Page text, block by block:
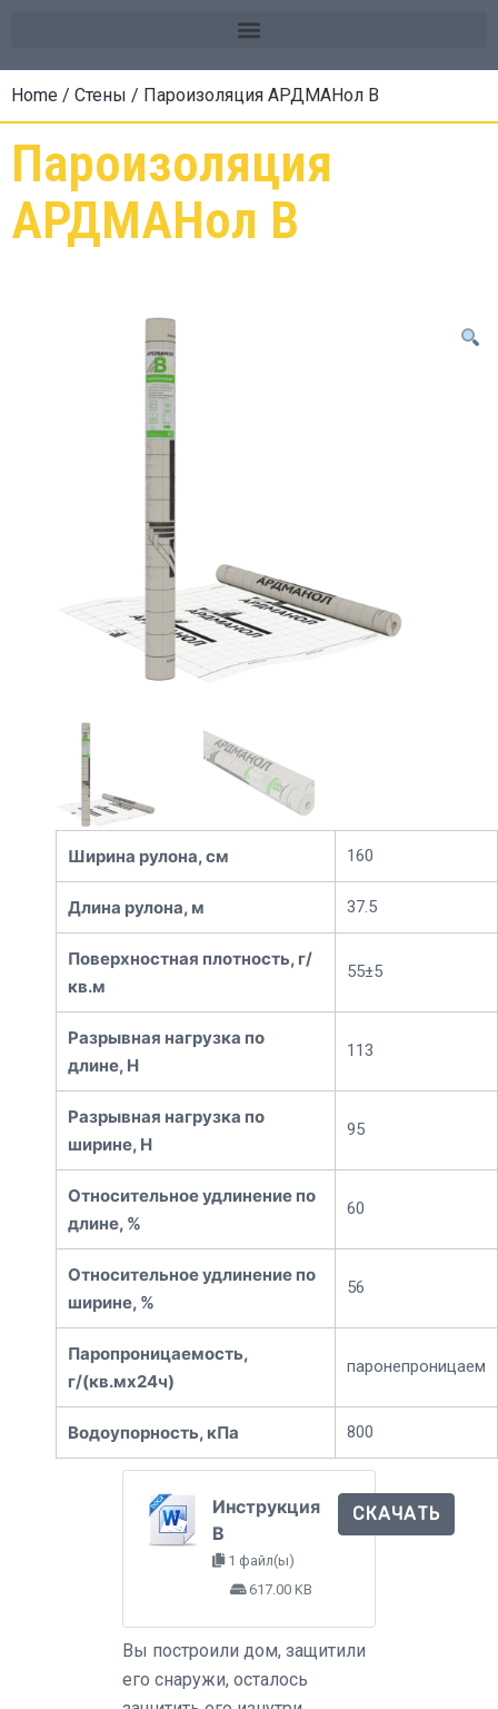
Home / Стены / Пароизоляция АРДМАНол B
Пароизоляция
АРДМАНол B
Ширина рулона, см 160
Длина рулона, м 37.5
Поверхностная плотность, г/
кв.м
55±5
Разрывная нагрузка по
длине, Н
113
Разрывная нагрузка по
ширине, Н
95
Относительное удлинение по
длине, %
60
Относительное удлинение по
ширине, %
56
Паропроницаемость,
г/(кв.мх24ч)
паронепроницаем
Водоупорность, кПа 800
Инструкция
B
1 файл(ы)
617.00 KB
СКАЧАТЬ
Вы построили дом, защитили
его снаружи, осталось